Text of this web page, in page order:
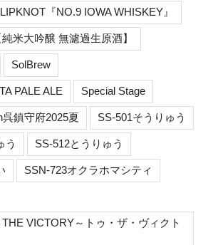
『NO.9 IOWA WHISKEY』
米大吟醸 無濾過生原酒】
SolBrew
PALE ALE Special Stage
鎮守府2025夏 SS-501そうりゅう
う SS-512とうりゅう
SSN-723オクラホマシティ
VICTORY～トゥ・ザ・ヴィクト